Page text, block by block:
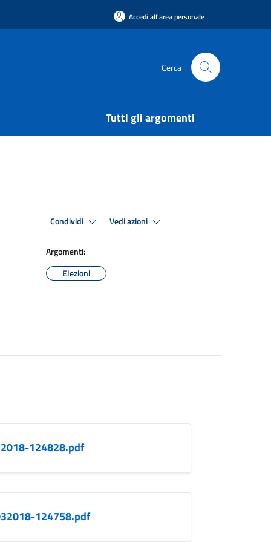
Accedi all'area personale
Cerca
Tutti gli argomenti
Condividi Vedi azioni
Argomenti:
Elezioni
124828.pdf
124758.pdf